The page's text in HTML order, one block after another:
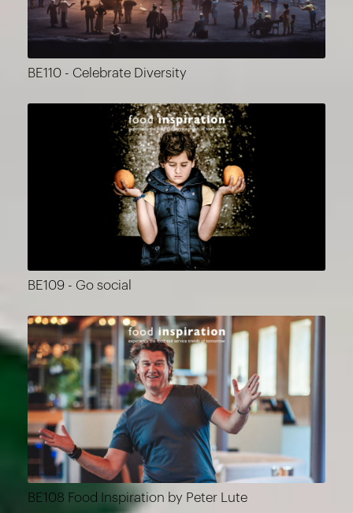
BE110 - Celebrate Diversity
BE109 - Go social
BE108 Food Inspiration by Peter Lute